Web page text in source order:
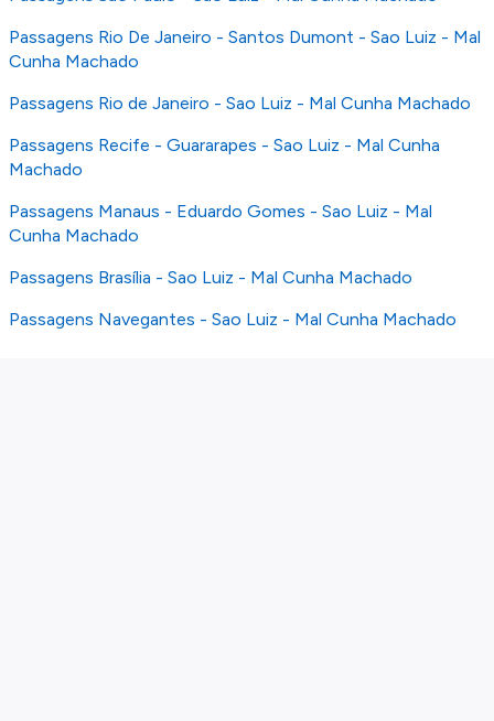
Passagens Rio De Janeiro - Santos Dumont - Sao Luiz - Mal
Cunha Machado
Passagens Rio de Janeiro - Sao Luiz - Mal Cunha Machado
Passagens Recife - Guararapes - Sao Luiz - Mal Cunha
Machado
Passagens Manaus - Eduardo Gomes - Sao Luiz - Mal
Cunha Machado
Passagens Brasília - Sao Luiz - Mal Cunha Machado
Passagens Navegantes - Sao Luiz - Mal Cunha Machado